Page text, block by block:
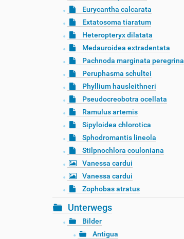
Eurycantha calcarata
Extatosoma tiaratum
Heteropteryx dilatata
Medauroidea extradentata
Pachnoda marginata peregrina
Peruphasma schultei
Phyllium hausleithneri
Pseudocreobotra ocellata
Ramulus artemis
Sipyloidea chlorotica
Sphodromantis lineola
Stilpnochlora couloniana
Vanessa cardui
Vanessa cardui
Zophobas atratus
Unterwegs
Bilder
Antigua